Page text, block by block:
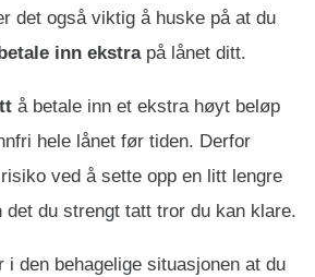
det også viktig å huske på at du
inn ekstrapå lånet ditt.
å betale inn et ekstra høyt beløp
hele lånet før tiden. Derfor
ved å sette opp en litt lengre
det du strengt tatt tror du kan klare.
i den behagelige situasjonen at du